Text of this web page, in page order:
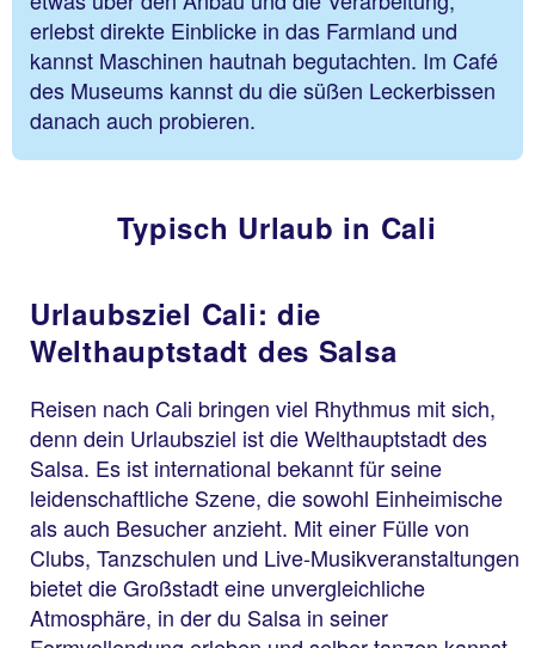
erlebst direkte Einblicke in das Farmland und
kannst Maschinen hautnah begutachten. Im Café
des Museums kannst du die süßen Leckerbissen
danach auch probieren.
Typisch Urlaub in Cali
Urlaubsziel Cali: die
Welthauptstadt des Salsa
Reisen nach Cali bringen viel Rhythmus mit sich,
denn dein Urlaubsziel ist die Welthauptstadt des
Salsa. Es ist international bekannt für seine
leidenschaftliche Szene, die sowohl Einheimische
als auch Besucher anzieht. Mit einer Fülle von
Clubs, Tanzschulen und Live-Musikveranstaltungen
bietet die Großstadt eine unvergleichliche
Atmosphäre, in der du Salsa in seiner